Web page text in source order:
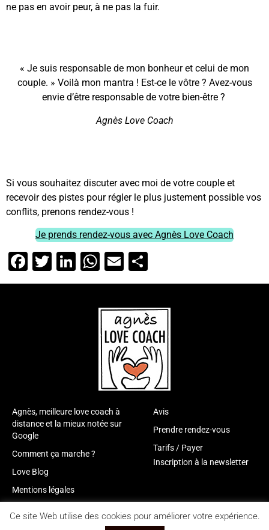
ne pas en avoir peur, à ne pas la fuir.
« Je suis responsable de mon bonheur et celui de mon
couple. » Voilà mon mantra ! Est-ce le vôtre ? Avez-vous
envie d’être responsable de votre bien-être ?
Agnès Love Coach
Si vous souhaitez discuter avec moi de votre couple et
recevoir des pistes pour régler le plus justement possible vos
conflits, prenons rendez-vous !
Je prends rendez-vous avec Agnès Love Coach
Facebook
Twitter
LinkedIn
WhatsApp
Email
Agnès, meilleure love coach à
distance et la mieux notée sur
Google
Comment ça marche ?
Love Blog
Mentions légales
Avis
Prendre rendez-vous
Tarifs / Payer
Inscription à la newsletter
Ce site Web utilise des cookies pour améliorer votre expérience.